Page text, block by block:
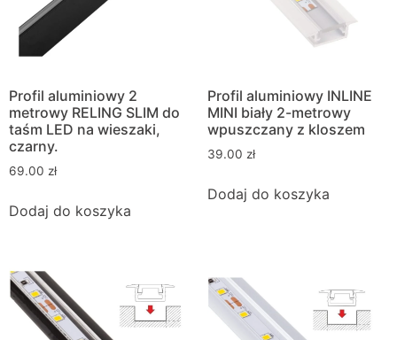
Profil aluminiowy 2
metrowy RELING SLIM do
taśm LED na wieszaki,
czarny.
69.00 zł
Dodaj do koszyka
Profil aluminiowy INLINE
MINI biały 2-metrowy
wpuszczany z kloszem
39.00 zł
Dodaj do koszyka